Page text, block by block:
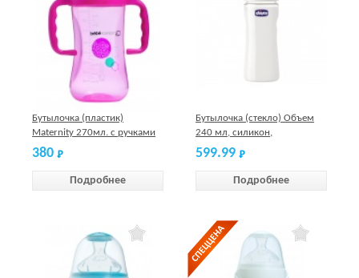
Бутылочка (пластик)
Maternity 270мл. с ручками
6-24 мес.розовая, S2 Bebe
Confort
380
Подробнее
Бутылочка (стекло) Объем
240 мл, силикон,
нормальный поток Chicco
599.99
Подробнее